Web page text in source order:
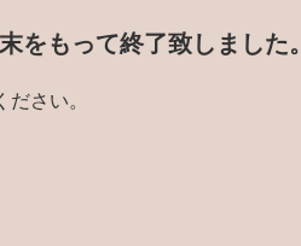
をもって終了致しました。
さい。